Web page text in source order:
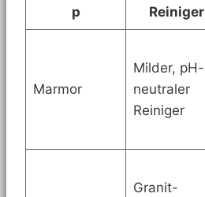
p
Reiniger
Marmor
Milder, pH-
neutraler
Reiniger
Granit-